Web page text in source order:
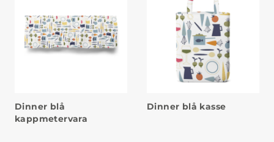
Dinner blå
kappmetervara
Dinner blå kasse